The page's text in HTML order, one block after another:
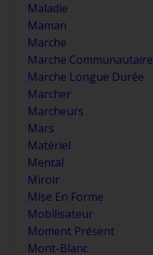
Maladie
Maman
Marche
Marche Communautaire
Marche Longue Durée
Marcher
Marcheurs
Mars
Matériel
Mental
Miroir
Mise En Forme
Mobilisateur
Moment Présent
Mont-Blanc